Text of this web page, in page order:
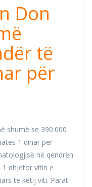
Don
të
për
shumë se 390.000
1 dinar për
në qendrën
1 dhjetor vitin e
të këtij viti. Parat